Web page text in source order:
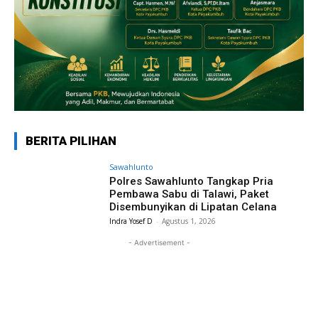
BERITA PILIHAN
Sawahlunto
Polres Sawahlunto Tangkap Pria
Pembawa Sabu di Talawi, Paket
Disembunyikan di Lipatan Celana
Indra Yosef D - Agustus 1, 2026
- Advertisement -